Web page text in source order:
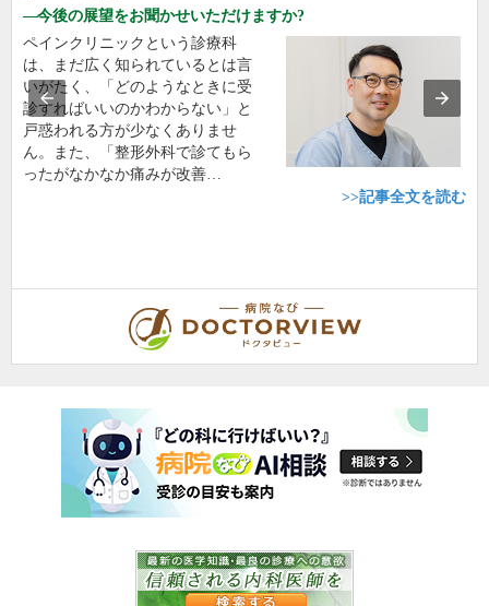
今後の展望をお聞かせいただけますか?
ペインクリニックという診療科
は、まだ広く知られているとは言
いがたく、「どのようなときに受
診すればいいのかわからない」と
戸惑われる方が少なくありませ
ん。また、「整形外科で診てもら
ったがなかなか痛みが改善…
>>記事全文を読む